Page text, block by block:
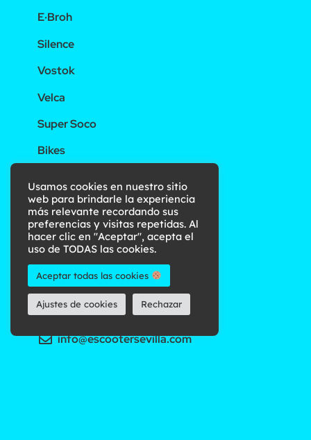
E·Broh
Silence
Vostok
Velca
Super Soco
Bikes
Motos de Ocasión
Contacto
+34 854 70 00 63 (Tienda)
+34 608 267 564 (Carlos)
info@escootersevilla.com
Usamos cookies en nuestro sitio
web para brindarle la experiencia
más relevante recordando sus
preferencias y visitas repetidas. Al
hacer clic en "Aceptar", acepta el
uso de TODAS las cookies.
Aceptar todas las cookies
Ajustes de cookies Rechazar